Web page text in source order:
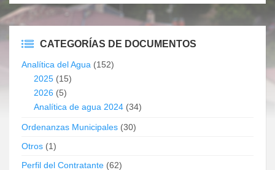
CATEGORÍAS DE DOCUMENTOS
Analítica del Agua (152)
2025 (15)
2026 (5)
Analítica de agua 2024 (34)
Ordenanzas Municipales (30)
Otros (1)
Perfil del Contratante (62)